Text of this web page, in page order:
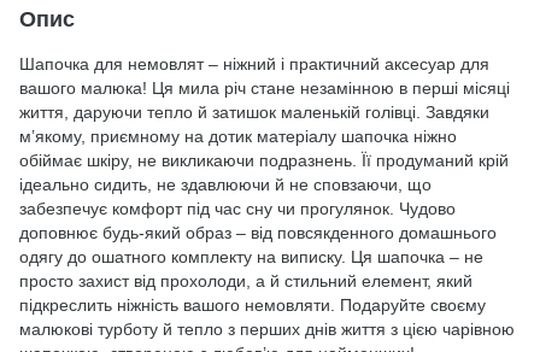
Опис
Шапочка для немовлят – ніжний і практичний аксесуар для
вашого малюка! Ця мила річ стане незамінною в перші місяці
життя, даруючи тепло й затишок маленькій голівці. Завдяки
м’якому, приємному на дотик матеріалу шапочка ніжно
обіймає шкіру, не викликаючи подразнень. Її продуманий крій
ідеально сидить, не здавлюючи й не сповзаючи, що
забезпечує комфорт під час сну чи прогулянок. Чудово
доповнює будь-який образ – від повсякденного домашнього
одягу до ошатного комплекту на виписку. Ця шапочка – не
просто захист від прохолоди, а й стильний елемент, який
підкреслить ніжність вашого немовляти. Подаруйте своєму
малюкові турботу й тепло з перших днів життя з цією чарівною